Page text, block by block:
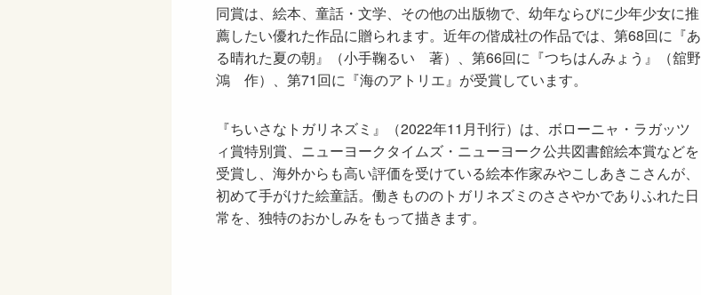
同賞は、絵本、童話・文学、その他の出版物で、幼年ならびに少年少女に推
薦したい優れた作品に贈られます。近年の偕成社の作品では、第68回に『あ
る晴れた夏の朝』（小手鞠るい 著）、第66回に『つちはんみょう』（舘野
鴻 作）、第71回に『海のアトリエ』が受賞しています。
『ちいさなトガリネズミ』（2022年11月刊行）は、ボローニャ・ラガッツ
ィ賞特別賞、ニューヨークタイムズ・ニューヨーク公共図書館絵本賞などを
受賞し、海外からも高い評価を受けている絵本作家みやこしあきこさんが、
初めて手がけた絵童話。働きもののトガリネズミのささやかでありふれた日
常を、独特のおかしみをもって描きます。